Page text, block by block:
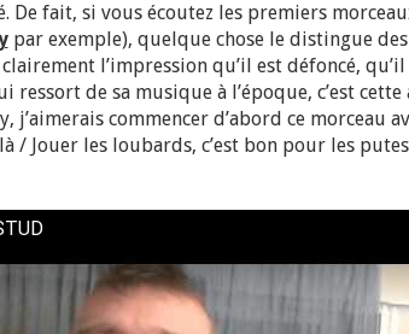
De fait, si vous écoutez les premiers
par exemple), quelque chose le distingue
l’impression qu’il est défoncé,
ressort de sa musique à l’époque, c’est cette
j’aimerais commencer d’abord ce morceau
/ Jouer les loubards, c’est bon pour les